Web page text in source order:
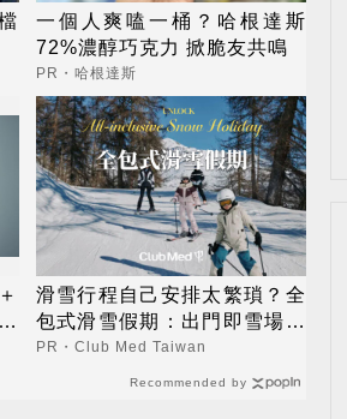
一個人爽嗑一桶？哈根達斯
72%濃醇巧克力 掀脆友共鳴
PR・哈根達斯
滑雪行程自己安排太繁瑣？全
包式滑雪假期：出門即雪場，
一價全包不怕預算爆表！
PR・Club Med Taiwan
Recommended by